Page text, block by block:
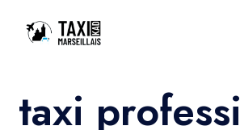
Accueil
taxi